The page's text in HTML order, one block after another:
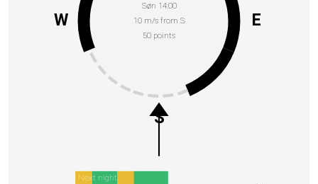
Søn 14:00
10 m/s from S
50 points
E
S
W
Next night